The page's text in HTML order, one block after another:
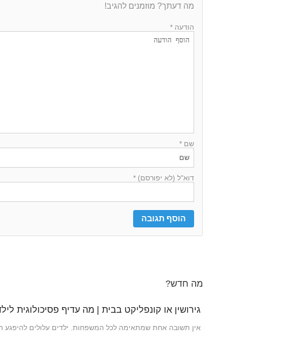
מה דעתך? מוזמנים להגיב!
הודעה *
שם *
דוא"ל (לא יפורסם) *
מה חדש?
גירושין או קונפליקט בבית | מה עדיף פסיכולוגית
אין תשובה אחת שמתאימה לכל המשפחות. ילדים עלולים להיפגע